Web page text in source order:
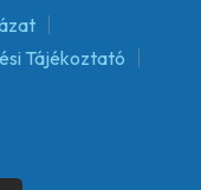
Tájékoztató